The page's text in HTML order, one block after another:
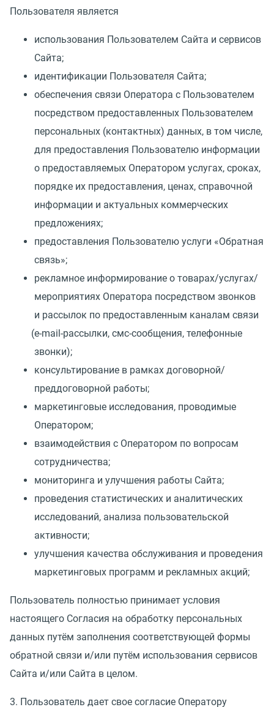
Пользователя является
использования Пользователем Сайта и сервисов
Сайта;
идентификации Пользователя Сайта;
обеспечения связи Оператора с Пользователем
посредством предоставленных Пользователем
персональных (контактных) данных, в том числе,
для предоставления Пользователю информации
о предоставляемых Оператором услугах, сроках,
порядке их предоставления, ценах, справочной
информации и актуальных коммерческих
предложениях;
предоставления Пользователю услуги «Обратная
связь»;
рекламное информирование о товарах/услугах/
мероприятиях Оператора посредством звонков
и рассылок по предоставленным каналам связи
(e-mail-рассылки, смс-сообщения, телефонные
звонки);
консультирование в рамках договорной/
преддоговорной работы;
маркетинговые исследования, проводимые
Оператором;
взаимодействия с Оператором по вопросам
сотрудничества;
мониторинга и улучшения работы Сайта;
проведения статистических и аналитических
исследований, анализа пользовательской
активности;
улучшения качества обслуживания и проведения
маркетинговых программ и рекламных акций;
Пользователь полностью принимает условия
настоящего Согласия на обработку персональных
данных путём заполнения соответствующей формы
обратной связи и/или путём использования сервисов
Сайта и/или Сайта в целом.
3. Пользователь дает свое согласие Оператору